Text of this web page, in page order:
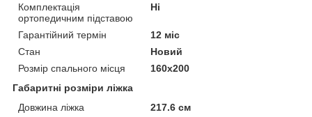
Комплектація
ортопедичним підставою
Ні
Гарантійний термін
12 міс
Стан
Новий
Розмір спального місця
160х200
Габаритні розміри ліжка
Довжина ліжка
217.6 см